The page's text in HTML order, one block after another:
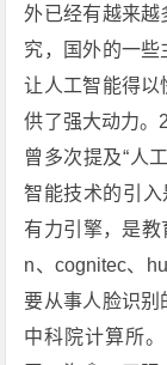
外已经有越来越
究，国外的一些
让人工智能得以
供了强大动力。
曾多次提及“人
智能技术的引入
有力引擎，是教
n、cognitec、
要从事人脸识别
中科院计算所